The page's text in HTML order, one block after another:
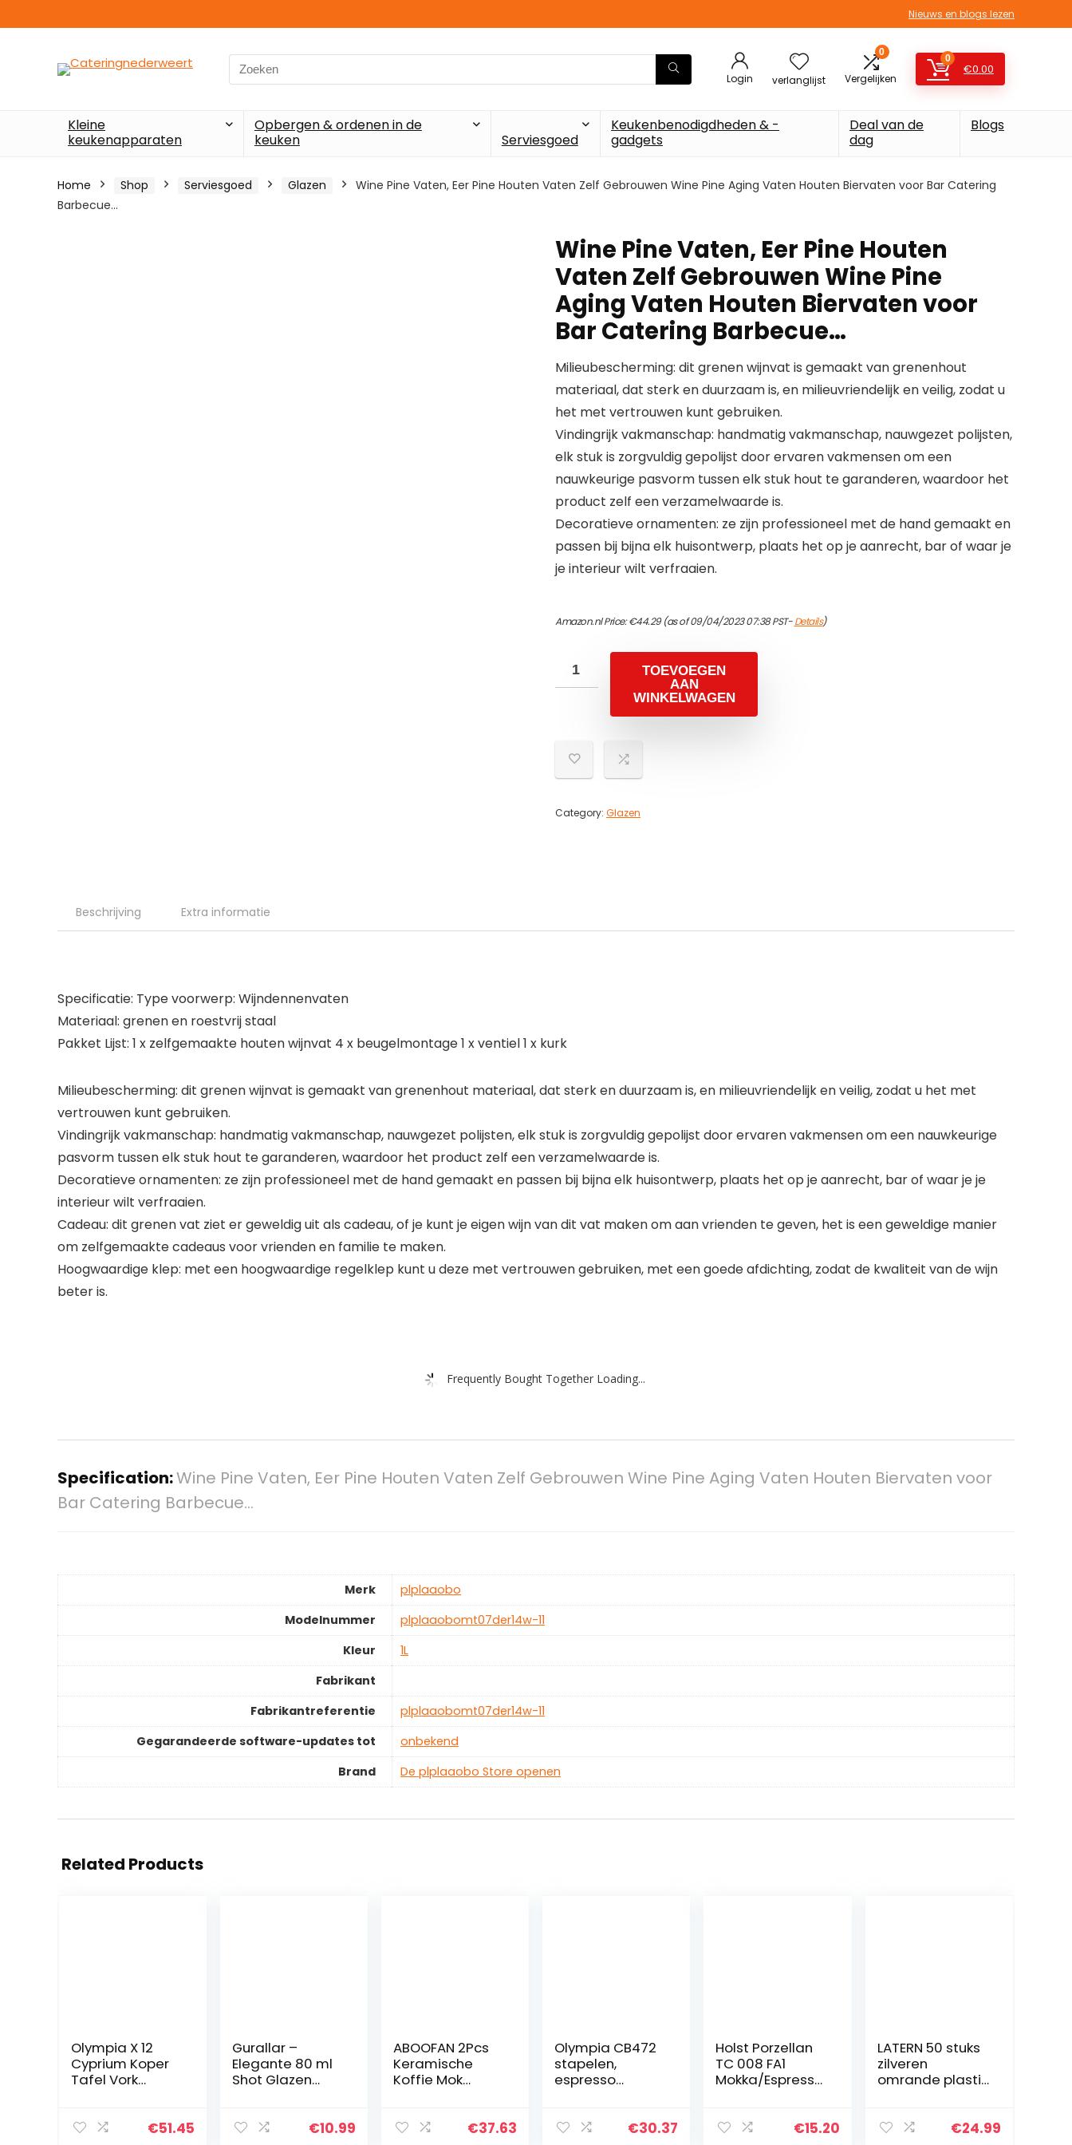
Nieuws en blogs lezen
Search
for:
Login verlanglijst
0
Vergelijken
0
€0.00
Kleine
keukenapparaten
Opbergen & ordenen in de
keuken
Serviesgoed
Keukenbenodigdheden & -
gadgets
Deal van de
dag
Blogs
Home Shop Serviesgoed Glazen
Wine Pine Vaten, Eer Pine Houten Vaten Zelf Gebrouwen Wine Pine Aging Vaten Houten Biervaten voor Bar Catering
Barbecue…
Wine Pine Vaten, Eer Pine Houten
Vaten Zelf Gebrouwen Wine Pine
Aging Vaten Houten Biervaten voor
Bar Catering Barbecue…
Milieubescherming: dit grenen wijnvat is gemaakt van grenenhout
materiaal, dat sterk en duurzaam is, en milieuvriendelijk en veilig, zodat u
het met vertrouwen kunt gebruiken.
Vindingrijk vakmanschap: handmatig vakmanschap, nauwgezet polijsten,
elk stuk is zorgvuldig gepolijst door ervaren vakmensen om een ​​
nauwkeurige pasvorm tussen elk stuk hout te garanderen, waardoor het
product zelf een verzamelwaarde is.
Decoratieve ornamenten: ze zijn professioneel met de hand gemaakt en
passen bij bijna elk huisontwerp, plaats het op je aanrecht, bar of waar je
je interieur wilt verfraaien.
Amazon.nl Price:€44.29(as of 09/04/2023 07:38 PST-Details)
TOEVOEGEN
AAN
WINKELWAGEN
Category: Glazen
Beschrijving Extra informatie
Specificatie: Type voorwerp: Wijndennenvaten
Materiaal: grenen en roestvrij staal
Pakket Lijst: 1 x zelfgemaakte houten wijnvat 4 x beugelmontage 1 x ventiel 1 x kurk
Milieubescherming: dit grenen wijnvat is gemaakt van grenenhout materiaal, dat sterk en duurzaam is, en milieuvriendelijk en veilig, zodat u het met
vertrouwen kunt gebruiken.
Vindingrijk vakmanschap: handmatig vakmanschap, nauwgezet polijsten, elk stuk is zorgvuldig gepolijst door ervaren vakmensen om een ​​nauwkeurige
pasvorm tussen elk stuk hout te garanderen, waardoor het product zelf een verzamelwaarde is.
Decoratieve ornamenten: ze zijn professioneel met de hand gemaakt en passen bij bijna elk huisontwerp, plaats het op je aanrecht, bar of waar je je
interieur wilt verfraaien.
Cadeau: dit grenen vat ziet er geweldig uit als cadeau, of je kunt je eigen wijn van dit vat maken om aan vrienden te geven, het is een geweldige manier
om zelfgemaakte cadeaus voor vrienden en familie te maken.
Hoogwaardige klep: met een hoogwaardige regelklep kunt u deze met vertrouwen gebruiken, met een goede afdichting, zodat de kwaliteit van de wijn
beter is.
Frequently Bought Together Loading...
Specification:Wine Pine Vaten, Eer Pine Houten Vaten Zelf Gebrouwen Wine Pine Aging Vaten Houten Biervaten voor
Bar Catering Barbecue…
Merk
‎plplaaobo
Modelnummer
‎plplaaobomt07der14w-11
Kleur
‎1L
Fabrikant
Fabrikantreferentie
‎plplaaobomt07der14w-11
Gegarandeerde software-updates tot
‎onbekend
Brand
De plplaaobo Store openen
Related Products
Olympia X 12
Cyprium Koper
Tafel Vork
Catering Bestek
€51.45
Gurallar –
Elegante 80 ml
Shot Glazen
Catering
€10.99
ABOOFAN 2Pcs
Keramische
Koffie Mok
Camping Cup
€37.63
Olympia CB472
stapelen,
espresso
€30.37
Holst Porzellan
TC 008 FA1
Mokka/Espresso
112, wit, 23,6 x 9,6
€15.20
LATERN 50 stuks
zilveren
omrande plastic
herbruikbare
€24.99